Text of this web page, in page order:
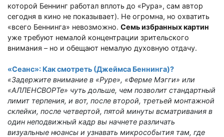
которой Беннинг работал вплоть до «Рура», сам автор
сегодня в кино не показывает). Не огромна, но охватить
«всего Беннинга» невозможно. Семь избранных картин
уже требуют немалой концентрации зрительского
внимания – но и обещают немалую духовную отдачу.
«Сеанс»: Как смотреть (Джеймса Беннинга)?
«Задержите внимание в «Руре», «Ферме Мэгги» или
«АЛЛЕНСВОРТе» чуть дольше, чем позволит стандартный
лимит терпения, и вот, после второй, третьей монтажной
склейки, после четвертой, пятой минуты всматривания в
один неподвижный кадр вы начнете различать
визуальные нюансы и узнавать микрособытия там, где